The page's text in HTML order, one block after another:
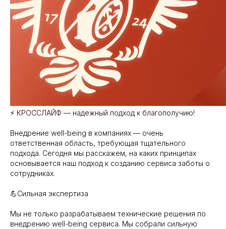
⚡ КРОССЛАЙФ — надежный подход к благополучию!
Внедрение well-being в компаниях — очень
ответственная область, требующая тщательного
подхода. Сегодня мы расскажем, на каких принципах
основывается наш подход к созданию сервиса заботы о
сотрудниках.
💪Сильная экспертиза
Мы не только разрабатываем технические решения по
внедрению well-being сервиса. Мы собрали сильную